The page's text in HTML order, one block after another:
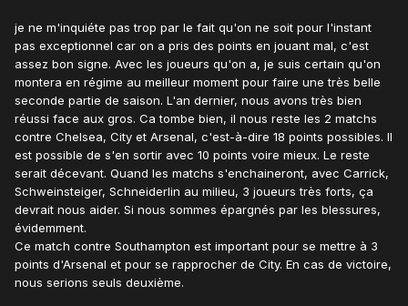
je ne m'inquiéte pas trop par le fait qu'on ne soit pour l'instant
pas exceptionnel car on a pris des points en jouant mal, c'est
assez bon signe. Avec les joueurs qu'on a, je suis certain qu'on
montera en régime au meilleur moment pour faire une très belle
seconde partie de saison. L'an dernier, nous avons très bien
réussi face aux gros. Ca tombe bien, il nous reste les 2 matchs
contre Chelsea, City et Arsenal, c'est-à-dire 18 points possibles. Il
est possible de s'en sortir avec 10 points voire mieux. Le reste
serait décevant. Quand les matchs s'enchaineront, avec Carrick,
Schweinsteiger, Schneiderlin au milieu, 3 joueurs très forts, ça
devrait nous aider. Si nous sommes épargnés par les blessures,
évidemment.
Ce match contre Southampton est important pour se mettre à 3
points d'Arsenal et pour se rapprocher de City. En cas de victoire,
nous serions seuls deuxième.